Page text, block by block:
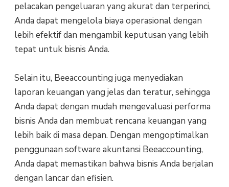
pelacakan pengeluaran yang akurat dan terperinci,
Anda dapat mengelola biaya operasional dengan
lebih efektif dan mengambil keputusan yang lebih
tepat untuk bisnis Anda.
Selain itu, Beeaccounting juga menyediakan
laporan keuangan yang jelas dan teratur, sehingga
Anda dapat dengan mudah mengevaluasi performa
bisnis Anda dan membuat rencana keuangan yang
lebih baik di masa depan. Dengan mengoptimalkan
penggunaan software akuntansi Beeaccounting,
Anda dapat memastikan bahwa bisnis Anda berjalan
dengan lancar dan efisien.